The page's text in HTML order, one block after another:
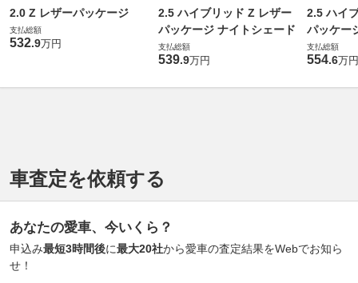
2.0 Z レザーパッケージ
支払総額
532.9万円
2.5 ハイブリッド Z レザー
パッケージ ナイトシェード
支払総額
539.9万円
2.5 ハイ
パッケー
支払総額
554.6万円
車査定を依頼する
あなたの愛車、今いくら？
申込み最短3時間後に最大20社から愛車の査定結果をWebでお知ら
せ！